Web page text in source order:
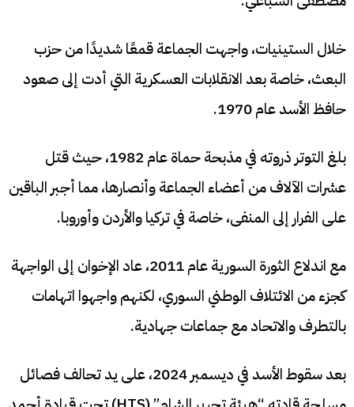
خلال الستينيات، واجهت الجماعة قمعًا شديدًا من حزب
البعث، خاصة بعد الانقلابات العسكرية التي أدت إلى صعود
حافظ الأسد عام 1970.
بلغ التوتر ذروته في مذبحة حماة عام 1982، حيث قتل
عشرات الآلاف من أعضاء الجماعة وأنصارها، مما أجبر الباقين
على الفرار إلى المنفى، خاصة في تركيا والأردن وأوروبا.
مع اندلاع الثورة السورية عام 2011، عاد الإخوان إلى الواجهة
كجزء من الائتلاف الوطني السوري، لكنهم واجهوا اتهامات
بالتطرف والاتحاد مع جماعات جهادية.
بعد سقوط الأسد في ديسمبر 2024، على يد تحالف فصائل